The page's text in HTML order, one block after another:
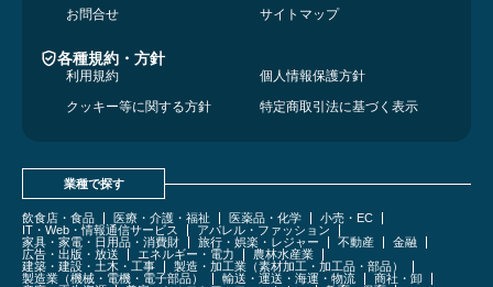
お問合せ
サイトマップ
各種規約・方針
利用規約
個人情報保護方針
クッキー等に関する方針
特定商取引法に基づく表示
業種で探す
飲食店・食品 医療・介護・福祉 医薬品・化学
小売・EC
IT・Web・情報通信サービス
アパレル・ファッション
家具・家電・日用品・消費財
旅行・娯楽・レジャー 不動産
金融
広告・出版・放送
エネルギー・電力
農林水産業
建築・建設・土木・工事
製造・加工業（素材加工・加工品・部品）
製造業（機械・電機・電子部品）
輸送・運送・海運・物流
商社・卸